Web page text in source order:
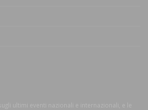
ultimi eventi nazionali e internazionali, e le